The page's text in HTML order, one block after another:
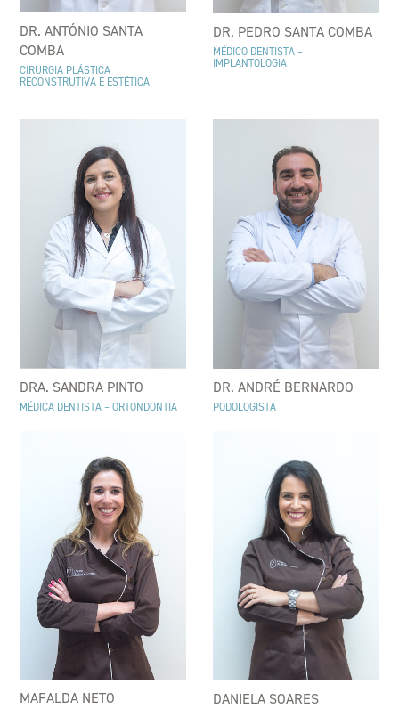
DR. ANTÓNIO SANTA
COMBA
CIRURGIA PLÁSTICA
RECONSTRUTIVA E ESTÉTICA
DR. PEDRO SANTA COMBA
MÉDICO DENTISTA –
IMPLANTOLOGIA
DRA. SANDRA PINTO
MÉDICA DENTISTA – ORTONDONTIA
DR. ANDRÉ BERNARDO
PODOLOGISTA
MAFALDA NETO DANIELA SOARES